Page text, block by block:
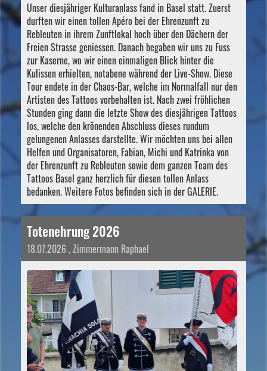
Unser diesjähriger Kulturanlass fand in Basel statt. Zuerst
durften wir einen tollen Apéro bei der Ehrenzunft zu
Rebleuten in ihrem Zunftlokal hoch über den Dächern der
Freien Strasse geniessen. Danach begaben wir uns zu Fuss
zur Kaserne, wo wir einen einmaligen Blick hinter die
Kulissen erhielten, notabene während der Live-Show. Diese
Tour endete in der Chaos-Bar, welche im Normalfall nur den
Artisten des Tattoos vorbehalten ist. Nach zwei fröhlichen
Stunden ging dann die letzte Show des diesjährigen Tattoos
los, welche den krönenden Abschluss dieses rundum
gelungenen Anlasses darstellte. Wir möchten uns bei allen
Helfen und Organisatoren, Fabian, Michi und Katrinka von
der Ehrenzunft zu Rebleuten sowie dem ganzen Team des
Tattoos Basel ganz herzlich für diesen tollen Anlass
bedanken. Weitere Fotos befinden sich in der GALERIE.
Totenehrung 2026
18.07.2026, Zimmermann Raphael